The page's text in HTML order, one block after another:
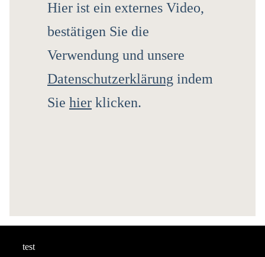
Hier ist ein externes Video,
bestätigen Sie die
Verwendung und unsere
Datenschutzerklärung indem
Sie hier klicken.
test